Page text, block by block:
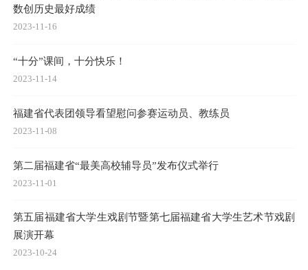
数创历史最好成绩
2023-11-16
“十分”课间，十分快乐！
2023-11-14
福建省代表团领导看望慰问参赛运动员、教练员
2023-11-08
第二届福建省“最美高校辅导员”发布仪式举行
2023-11-01
第五届福建省大学生戏剧节暨第七届福建省大学生艺术节戏剧
展演开幕
2023-10-24